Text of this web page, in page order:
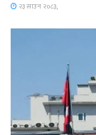
२३ साउन २०८३,